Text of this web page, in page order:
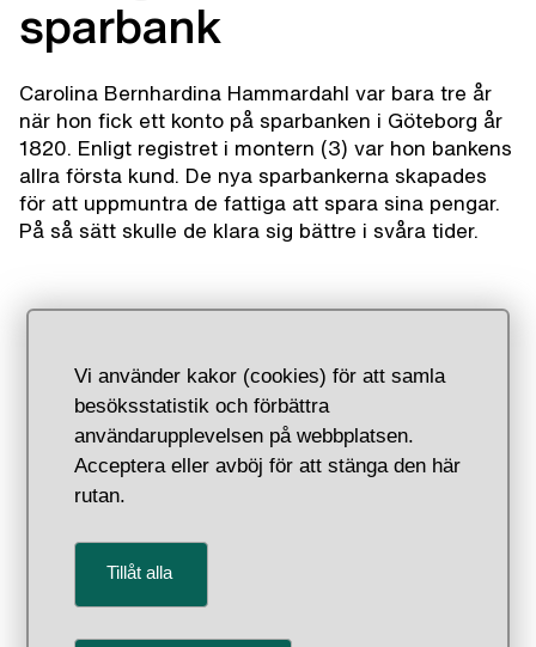
Vi använder kakor (cookies) för att samla
besöksstatistik och förbättra
användarupplevelsen på webbplatsen.
Acceptera eller avböj för att stänga den här
rutan.
Tillåt alla
sparbank
Carolina Bernhardina Hammardahl var bara tre år
när hon fick ett konto på sparbanken i Göteborg år
1820. Enligt registret i montern (3) var hon bankens
allra första kund. De nya sparbankerna skapades
för att uppmuntra de fattiga att spara sina pengar.
På så sätt skulle de klara sig bättre i svåra tider.
Föremålsbenämning: Bankbok,